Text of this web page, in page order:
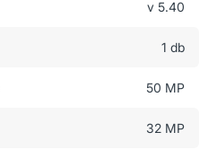
v 5.40
1 db
50 MP
32 MP